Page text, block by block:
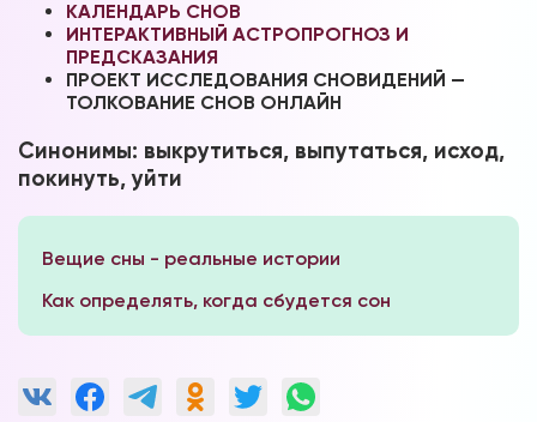
КАЛЕНДАРЬ СНОВ
ИНТЕРАКТИВНЫЙ АСТРОПРОГНОЗ И
ПРЕДСКАЗАНИЯ
ПРОЕКТ ИССЛЕДОВАНИЯ СНОВИДЕНИЙ —
ТОЛКОВАНИЕ СНОВ ОНЛАЙН
Синонимы: выкрутиться, выпутаться, исход,
покинуть, уйти
Вещие сны - реальные истории
Как определять, когда сбудется сон